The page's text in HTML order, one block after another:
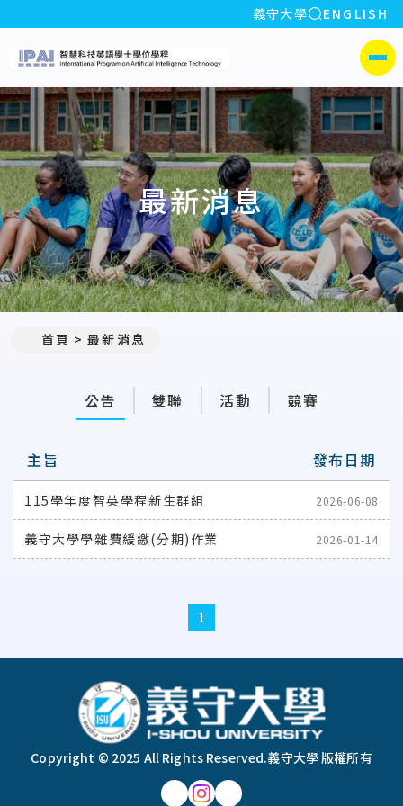
:::
義守大學 全站搜索
ENGLISH
義守大學智慧科技英語學
側選單
最新消息
首頁 最新消息
公告 雙聯 活動 競賽
主旨 發布日期
115學年度智英學程新生群組 2026-06-08
義守大學學雜費緩繳(分期)作業 2026-01-14
1
Copyright © 2025 All Rights Reserved.義守大學 版權所有